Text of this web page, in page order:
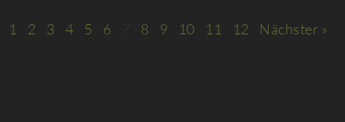
1 2 3 4 5 6 8 9 10 11 12 Nächster »